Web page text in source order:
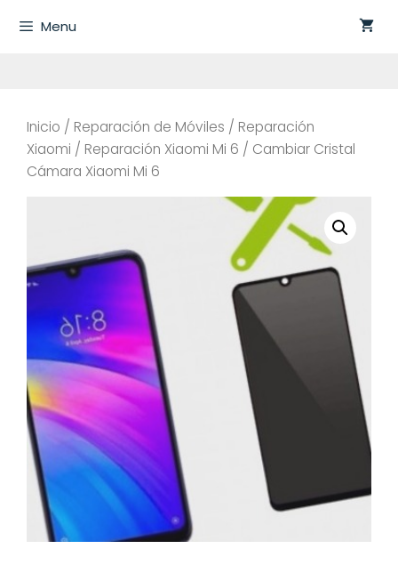
Menu
Inicio / Reparación de Móviles / Reparación
Xiaomi / Reparación Xiaomi Mi 6 / Cambiar Cristal
Cámara Xiaomi Mi 6